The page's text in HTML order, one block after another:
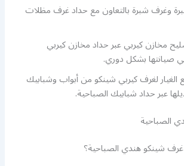
وغرف شبرة بالتعاون مع حداد غرف مظلات
مخازن كيربي عبر حداد مخازن كيربي
صيانتها بشكل دوري.
الغيار لغرف كيربي شينكو من أبواب وشبابيك
عبر حداد شبابيك الصباحية.
الصباحية
شينكو هندي الصباحية؟